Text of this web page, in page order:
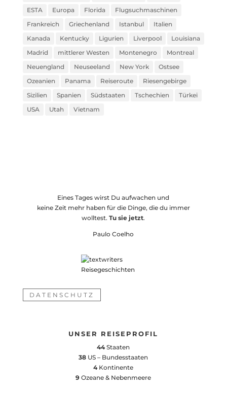
ESTA
Europa Florida
Flugsuchmaschinen
Frankreich
Griechenland Istanbul
Italien
Kanada
Kentucky Ligurien Liverpool
Louisiana
Madrid
mittlerer Westen Montenegro
Montreal
Neuengland
Neuseeland New York
Ostsee
Ozeanien
Panama Reiseroute
Riesengebirge
Sizilien
Spanien Südstaaten Tschechien
Türkei
USA
Utah Vietnam
Eines Tages wirst Du aufwachen und
keine Zeit mehr haben für die Dinge, die du immer
wolltest.Tu sie jetzt.
Paulo Coelho
DATENSCHUTZ
UNSER REISEPROFIL
44Staaten
38 US – Bundesstaaten
4Kontinente
9 Ozeane & Nebenmeere